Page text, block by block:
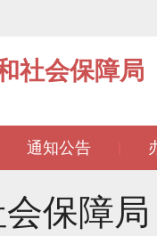
社会保障局
通知公告
保障局